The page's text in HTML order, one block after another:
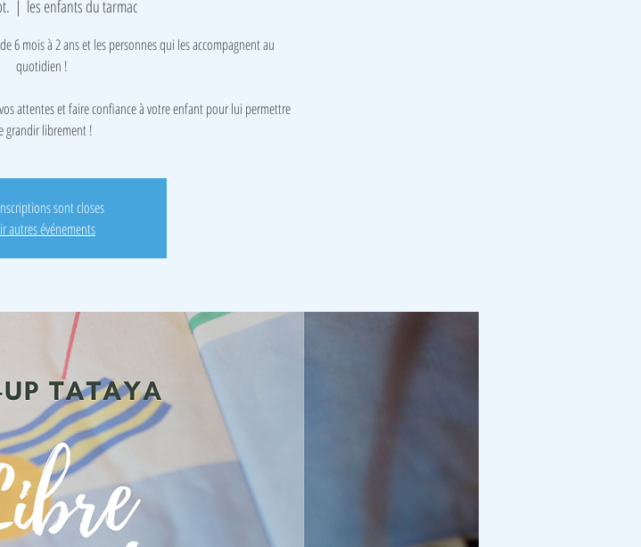
  |
les enfants du tarmac
6 mois à 2 ans et les personnes qui les accompagnent au
quotidien !
attentes et faire confiance à votre enfant pour lui permettre
grandir librement !
sont closes
autres événements